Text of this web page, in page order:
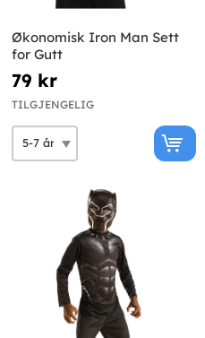
Økonomisk Iron Man Sett
for Gutt
79 kr
TILGJENGELIG